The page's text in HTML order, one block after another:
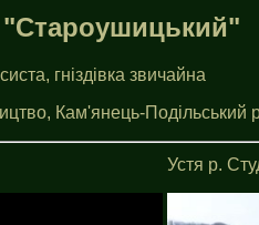
"Староушицький"
гнiздiвка звичайна
Кам'янець-Подiльський
Устя р.